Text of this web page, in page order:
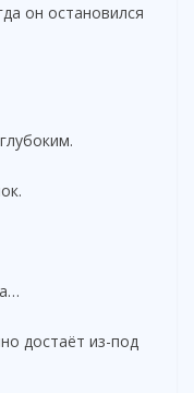
он остановился
достаёт из-под